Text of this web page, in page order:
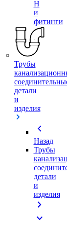
H
и
фитинги
Трубы
детали
и
изделия
chevron_left
Назад
Трубы
детали
и
изделия
chevron_right
expand_more